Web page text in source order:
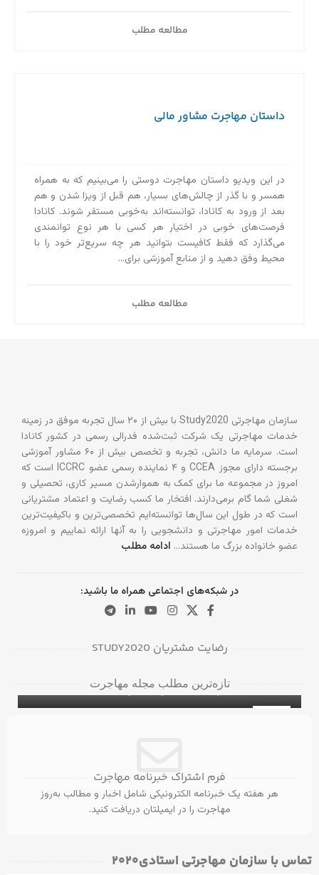
مطالعه مطلب
داستان مهاجرت مشاور مالی
در این ویدیو داستان مهاجرت دوستی را می‌بینیم که به همراه
همسر و با گذر از چالش‌های بسیار، هم قبل از ویزا شدن و هم
بعد از ورود به کانادا، توانسته‌اند به‌خوبی مستقر شوند. کانادا
فرصت‌های خوبی در اختیار هر کسی با هر نوع توانمندی
می‌‌گذارد که فقط کافیست بتوانید هر چه سریع‌تر خود را با
محیط وفق دهید و از منابع آموزشی برای...
مطالعه مطلب
سازمان مهاجرتی Study2020 با بیش از ۲۰ سال تجربه موفق در زمینه
خدمات مهاجرتی یک شرکت ثبت‌شده فدرالی رسمی در کشور کانادا
است. سرمایه ما دانش، تجربه و تخصص بیش از ۶۰ مشاور آموزشی
برجسته دارای مجوز CCEA و ۴ نماینده رسمی عضو ICCRC است که
امروز در مجموعه ما برای کمک به هموارشدن مسیر کاری، تحصیلی و
شغلی شما گام برمی‌دارند. افتخار ما کسب رضایت و اعتماد مشتریانی
است که در طول این سال‌ها توانسته‌ایم تخصصی‌ترین و باکیفیت‌ترین
خدمات امور مهاجرتی و دانشجویی را به آنها ارائه نماییم و امروزه
عضو خانواده بزرگ ما هستند… ادامه مطلب
در شبکه‌های اجتماعی همراه ما باشید:
رضایت مشتریان STUDY2020
تازه‌ترین مطلب مجله مهاجرت
برای دانشجویان بین‌المللی
فرم اشتراک خبرنامه مهاجرت
هر هفته یک خبرنامه الکترونیکی شامل اخبار و مطالب به‌روز
مهاجرت را در ایمیلتان دریافت کنید.
تماس با سازمان مهاجرتی استادی۲۰۲۰​